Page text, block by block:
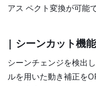
アス ペクト変換が可能で
| シーンカット機能
シーンチェンジを検出
ルを用いた動き補正を